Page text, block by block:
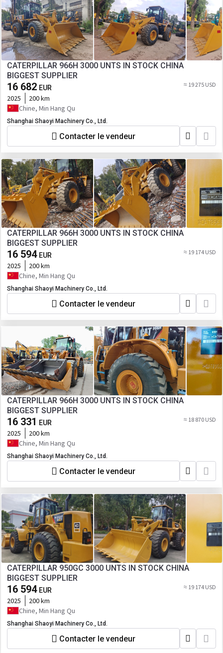
CATERPILLAR 966H 3000 UNTS IN STOCK CHINA
BIGGEST SUPPLIER
16 682 EUR ≈ 19 275 USD
2025
200 km
Chine, Min Hang Qu
Shanghai Shaoyi Machinery Co., Ltd.
Contacter le vendeur
CATERPILLAR 966H 3000 UNTS IN STOCK CHINA
BIGGEST SUPPLIER
16 594 EUR ≈ 19 174 USD
2025
200 km
Chine, Min Hang Qu
Shanghai Shaoyi Machinery Co., Ltd.
Contacter le vendeur
CATERPILLAR 966H 3000 UNTS IN STOCK CHINA
BIGGEST SUPPLIER
16 331 EUR ≈ 18 870 USD
2025
200 km
Chine, Min Hang Qu
Shanghai Shaoyi Machinery Co., Ltd.
Contacter le vendeur
CATERPILLAR 950GC 3000 UNTS IN STOCK CHINA
BIGGEST SUPPLIER
16 594 EUR ≈ 19 174 USD
2025
200 km
Chine, Min Hang Qu
Shanghai Shaoyi Machinery Co., Ltd.
Contacter le vendeur